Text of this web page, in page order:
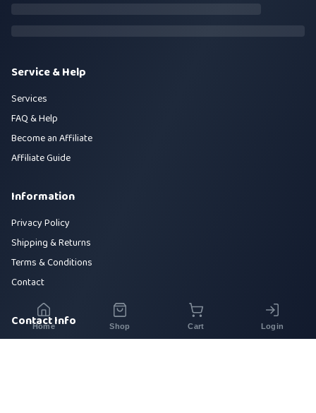
Service & Help
Services
FAQ & Help
Become an Affiliate
Affiliate Guide
Information
Privacy Policy
Shipping & Returns
Terms & Conditions
Contact
Contact Info
Home Shop Cart Login